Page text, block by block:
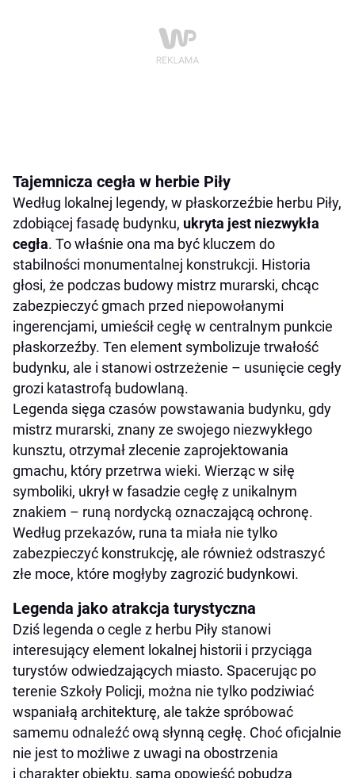
Tajemnicza cegła w herbie Piły
Według lokalnej legendy, w płaskorzeźbie herbu Piły,
zdobiącej fasadę budynku, ukryta jest niezwykła
cegła. To właśnie ona ma być kluczem do
stabilności monumentalnej konstrukcji. Historia
głosi, że podczas budowy mistrz murarski, chcąc
zabezpieczyć gmach przed niepowołanymi
ingerencjami, umieścił cegłę w centralnym punkcie
płaskorzeźby. Ten element symbolizuje trwałość
budynku, ale i stanowi ostrzeżenie – usunięcie cegły
grozi katastrofą budowlaną.
Legenda sięga czasów powstawania budynku, gdy
mistrz murarski, znany ze swojego niezwykłego
kunsztu, otrzymał zlecenie zaprojektowania
gmachu, który przetrwa wieki. Wierząc w siłę
symboliki, ukrył w fasadzie cegłę z unikalnym
znakiem – runą nordycką oznaczającą ochronę.
Według przekazów, runa ta miała nie tylko
zabezpieczyć konstrukcję, ale również odstraszyć
złe moce, które mogłyby zagrozić budynkowi.
Legenda jako atrakcja turystyczna
Dziś legenda o cegle z herbu Piły stanowi
interesujący element lokalnej historii i przyciąga
turystów odwiedzających miasto. Spacerując po
terenie Szkoły Policji, można nie tylko podziwiać
wspaniałą architekturę, ale także spróbować
samemu odnaleźć ową słynną cegłę. Choć oficjalnie
nie jest to możliwe z uwagi na obostrzenia
i charakter obiektu, sama opowieść pobudza